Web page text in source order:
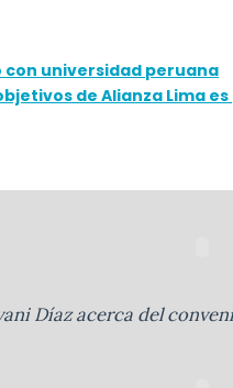
con universidad peruana
de Alianza Lima
Díaz acerca del